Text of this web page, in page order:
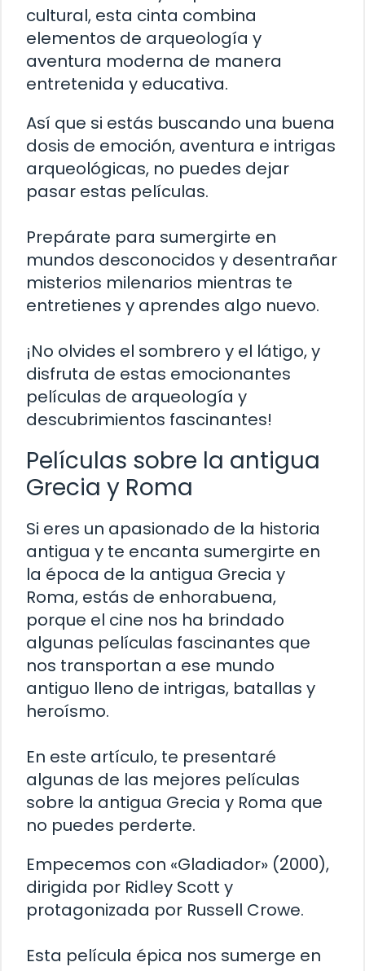
cultural, esta cinta combina
elementos de arqueología y
aventura moderna de manera
entretenida y educativa.
Así que si estás buscando una buena
dosis de emoción, aventura e intrigas
arqueológicas, no puedes dejar
pasar estas películas.
Prepárate para sumergirte en
mundos desconocidos y desentrañar
misterios milenarios mientras te
entretienes y aprendes algo nuevo.
¡No olvides el sombrero y el látigo, y
disfruta de estas emocionantes
películas de arqueología y
descubrimientos fascinantes!
Películas sobre la antigua
Grecia y Roma
Si eres un apasionado de la historia
antigua y te encanta sumergirte en
la época de la antigua Grecia y
Roma, estás de enhorabuena,
porque el cine nos ha brindado
algunas películas fascinantes que
nos transportan a ese mundo
antiguo lleno de intrigas, batallas y
heroísmo.
En este artículo, te presentaré
algunas de las mejores películas
sobre la antigua Grecia y Roma que
no puedes perderte.
Empecemos con «Gladiador» (2000),
dirigida por Ridley Scott y
protagonizada por Russell Crowe.
Esta película épica nos sumerge en